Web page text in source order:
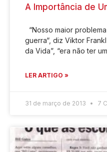
A Importância de
“Nosso maior
guerra“, diz Viktor
da Vida”, “era não ter
LER ARTIGO »
31 de março de 2013 7